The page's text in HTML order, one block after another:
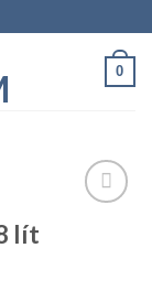
0
lít